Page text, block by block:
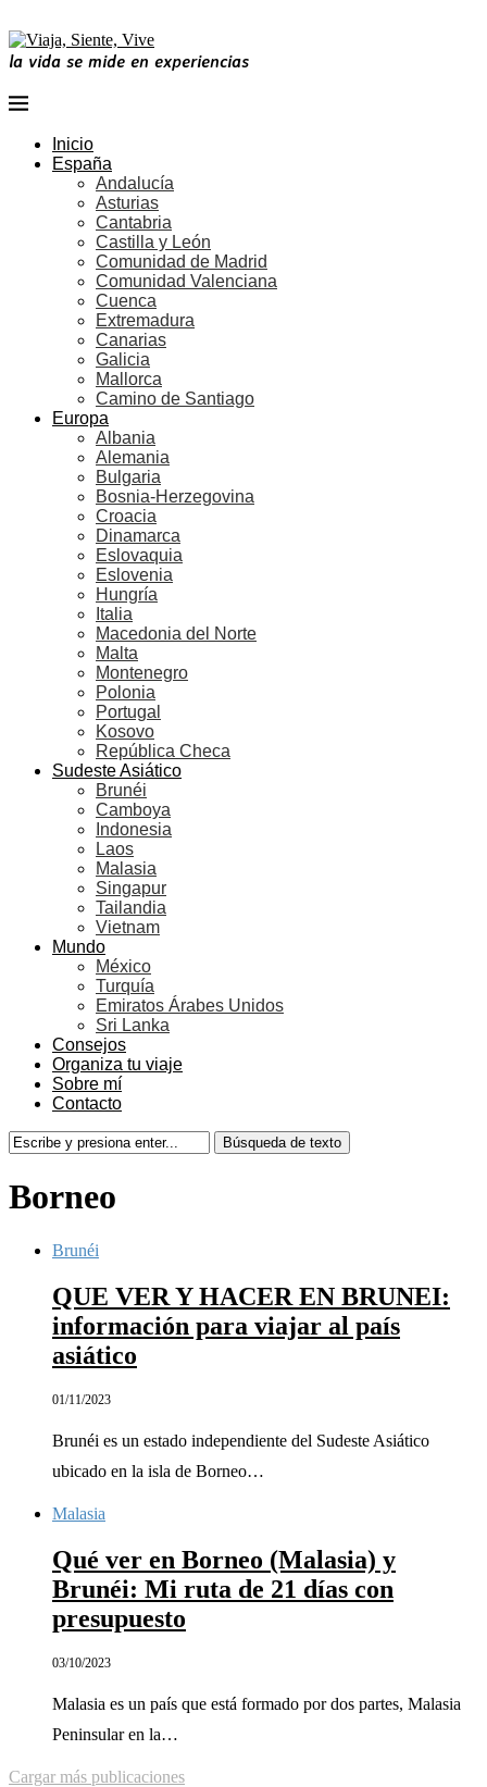
la vida se mide en experiencias
Inicio
España
Andalucía
Asturias
Cantabria
Castilla y León
Comunidad de Madrid
Comunidad Valenciana
Cuenca
Extremadura
Canarias
Galicia
Mallorca
Camino de Santiago
Europa
Albania
Alemania
Bulgaria
Bosnia-Herzegovina
Croacia
Dinamarca
Eslovaquia
Eslovenia
Hungría
Italia
Macedonia del Norte
Malta
Montenegro
Polonia
Portugal
Kosovo
República Checa
Sudeste Asiático
Brunéi
Camboya
Indonesia
Laos
Malasia
Singapur
Tailandia
Vietnam
Mundo
México
Turquía
Emiratos Árabes Unidos
Sri Lanka
Consejos
Organiza tu viaje
Sobre mí
Contacto
Borneo
Brunéi
QUE VER Y HACER EN BRUNEI:
información para viajar al país
asiático
01/11/2023
Brunéi es un estado independiente del Sudeste Asiático
ubicado en la isla de Borneo…
Malasia
Qué ver en Borneo (Malasia) y
Brunéi: Mi ruta de 21 días con
presupuesto
03/10/2023
Malasia es un país que está formado por dos partes, Malasia
Peninsular en la…
Cargar más publicaciones